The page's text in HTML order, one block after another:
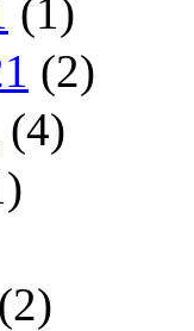
(1)
(2)
(4)
(2)